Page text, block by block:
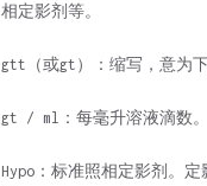
相定影剂等。
gtt（或gt）：缩写，意为
gt / ml：每毫升溶液滴数。
Hypo：标准照相定影剂。